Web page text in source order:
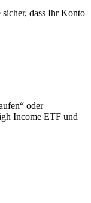
dass Ihr Konto
oder
Income ETF und